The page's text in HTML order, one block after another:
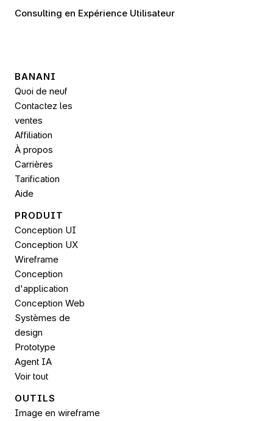
Consulting en Expérience Utilisateur
BANANI
Quoi de neuf
Contactez les
ventes
Affiliation
À propos
Carrières
Tarification
Aide
PRODUIT
Conception UI
Conception UX
Wireframe
Conception
d'application
Conception Web
Systèmes de
design
Prototype
Agent IA
Voir tout
OUTILS
Image en wireframe